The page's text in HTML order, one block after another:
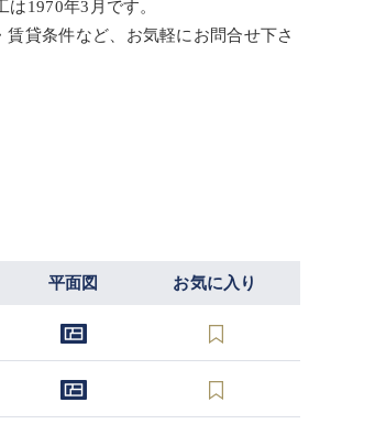
1970年3月です。
貸条件など、お気軽にお問合せ下さ
平面図 お気に入り